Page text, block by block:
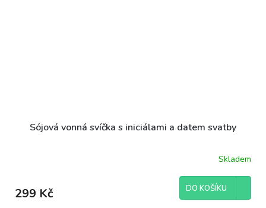
Sójová vonná svíčka s iniciálami a datem svatby
Skladem
299 Kč DO KOŠÍKU